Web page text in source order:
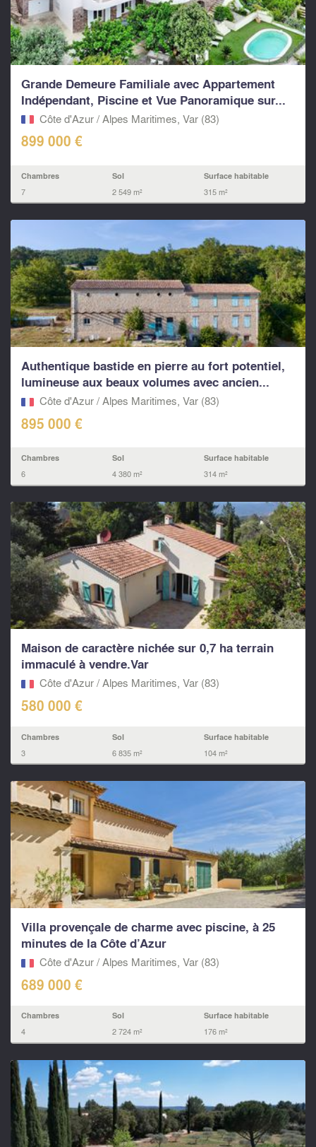
Grande Demeure Familiale avec Appartement
Indépendant, Piscine et Vue Panoramique sur...
Côte d'Azur / Alpes Maritimes, Var (83)
899 000 €
Chambres
7
Sol
2 549 m²
Surface habitable
315 m²
Authentique bastide en pierre au fort potentiel,
lumineuse aux beaux volumes avec ancien...
Côte d'Azur / Alpes Maritimes, Var (83)
895 000 €
Chambres
6
Sol
4 380 m²
Surface habitable
314 m²
Maison de caractère nichée sur 0,7 ha terrain
immaculé à vendre.Var
Côte d'Azur / Alpes Maritimes, Var (83)
580 000 €
Chambres
3
Sol
6 835 m²
Surface habitable
104 m²
Villa provençale de charme avec piscine, à 25
minutes de la Côte d’Azur
Côte d'Azur / Alpes Maritimes, Var (83)
689 000 €
Chambres
4
Sol
2 724 m²
Surface habitable
176 m²